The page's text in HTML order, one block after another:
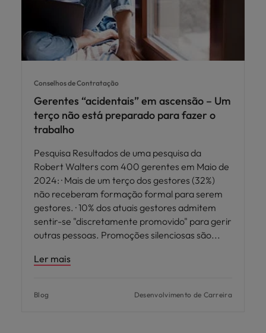
Conselhos de Contratação
Gerentes “acidentais” em ascensão – Um
terço não está preparado para fazer o
trabalho
Pesquisa Resultados de uma pesquisa da
Robert Walters com 400 gerentes em Maio de
2024: · Mais de um terço dos gestores (32%)
não receberam formação formal para serem
gestores. · 10% dos atuais gestores admitem
sentir-se "discretamente promovido" para gerir
outras pessoas. Promoções silenciosas são
Ler mais
Blog Desenvolvimento de Carreira